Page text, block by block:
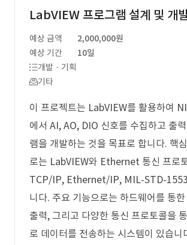
LabVIEW 프로그램 설계 및 개
예상 금액
2,000,000원
예상 기간
10일
개발 · 기획
기타
이 프로젝트는 LabVIEW를 활용하여
에서 AI, AO, DIO 신호를 수집하고 출
램을 개발하는 것을 목표로 합니다. 핵
로는 LabVIEW와 Ethernet 통신 프로
TCP/IP, Ethernet/IP, MIL-STD-
니다. 주요 기능으로는 하드웨어를 통
출력, 그리고 다양한 통신 프로토콜을
로 데이터를 전송하는 시스템이 있습니